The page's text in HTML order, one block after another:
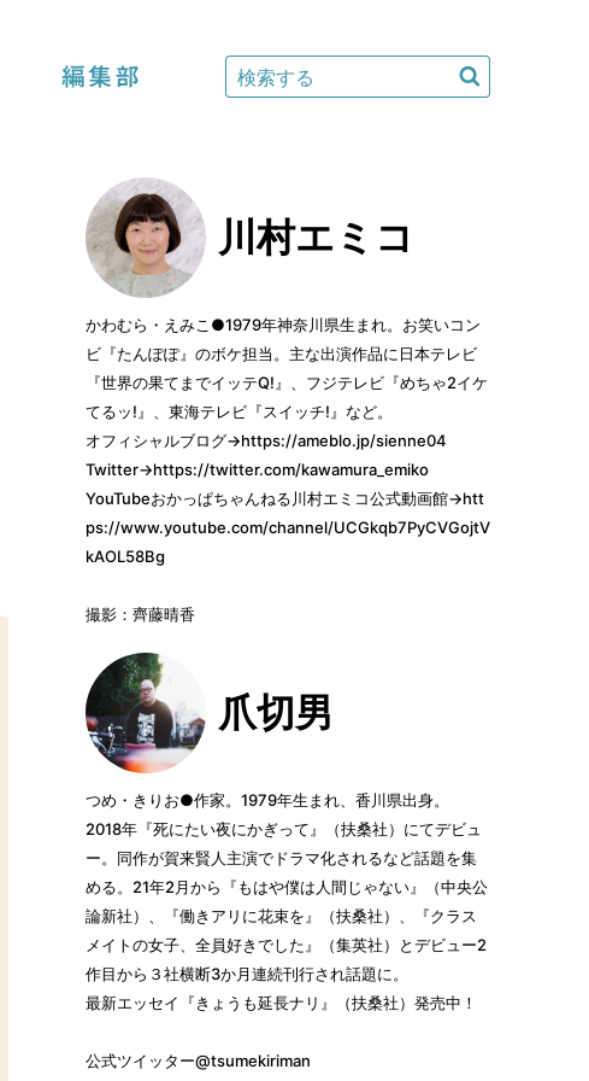
川村エミコ
かわむら・えみこ●1979年神奈川県生まれ。お笑いコン
ビ『たんぽぽ』のボケ担当。主な出演作品に日本テレビ
『世界の果てまでイッテQ!』、フジテレビ『めちゃ2イケ
てるッ!』、東海テレビ『スイッチ!』など。
オフィシャルブログ→https://ameblo.jp/sienne04
Twitter→https://twitter.com/kawamura_emiko
YouTubeおかっぱちゃんねる川村エミコ公式動画館→htt
ps://www.youtube.com/channel/UCGkqb7PyCVGojtV
kAOL58Bg
撮影：齊藤晴香
爪切男
つめ・きりお●作家。1979年生まれ、香川県出身。
2018年『死にたい夜にかぎって』（扶桑社）にてデビュ
ー。同作が賀来賢人主演でドラマ化されるなど話題を集
める。21年2月から『もはや僕は人間じゃない』（中央公
論新社）、『働きアリに花束を』（扶桑社）、『クラス
メイトの女子、全員好きでした』（集英社）とデビュー2
作目から３社横断3か月連続刊行され話題に。
最新エッセイ『きょうも延長ナリ』（扶桑社）発売中！
公式ツイッター@tsumekiriman